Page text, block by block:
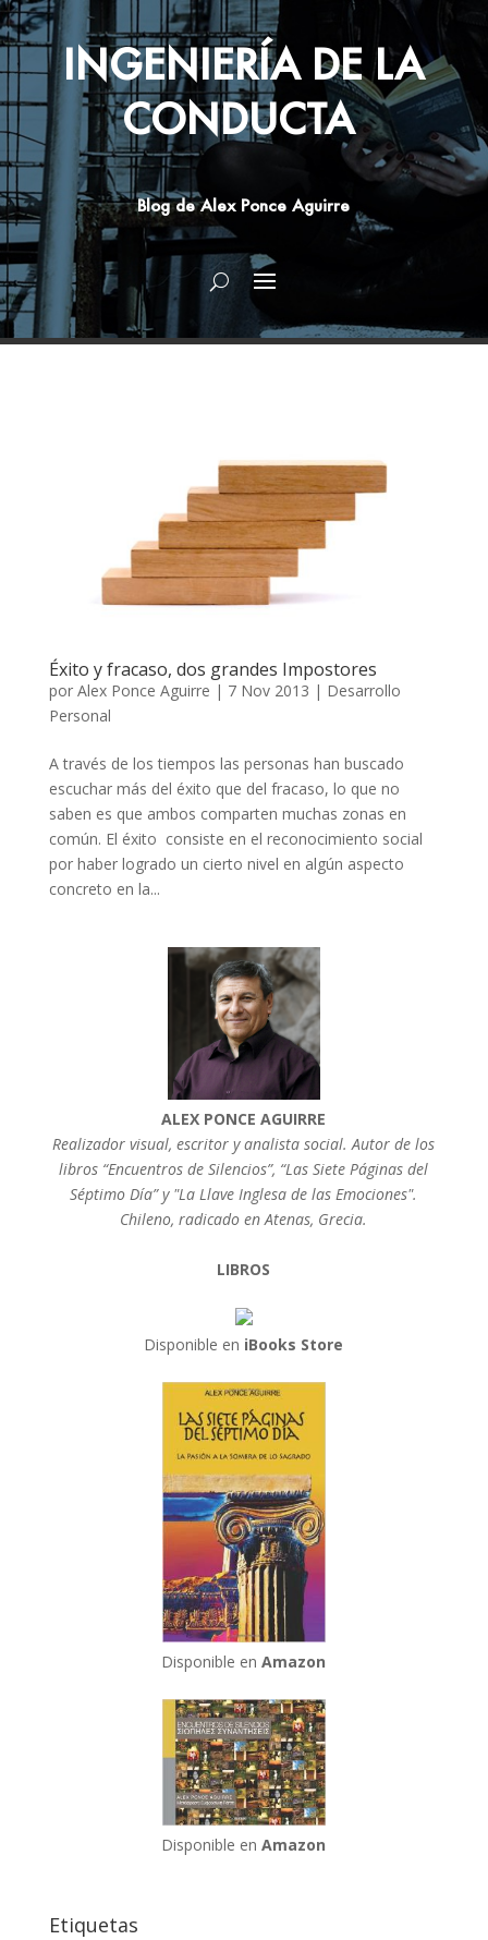
INGENIERÍA DE LA
CONDUCTA
Blog de Alex Ponce Aguirre
Éxito y fracaso, dos grandes Impostores
por Alex Ponce Aguirre | 7 Nov 2013 | Desarrollo
Personal
A través de los tiempos las personas han buscado
escuchar más del éxito que del fracaso, lo que no
saben es que ambos comparten muchas zonas en
común. El éxito consiste en el reconocimiento social
por haber logrado un cierto nivel en algún aspecto
concreto en la...
ALEX PONCE AGUIRRE
Realizador visual, escritor y analista social. Autor de los
libros “Encuentros de Silencios”, “Las Siete Páginas del
Séptimo Día” y "La Llave Inglesa de las Emociones".
Chileno, radicado en Atenas, Grecia.
LIBROS
Disponible en iBooks Store
Disponible enAmazon
Disponible enAmazon
Etiquetas